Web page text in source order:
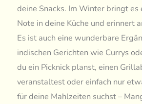
deine Snacks. Im Winter bringt es
Note in deine Küche und erinnert
Es ist auch eine wunderbare
indischen Gerichten wie Currys
du ein Picknick planst, einen
veranstaltest oder einfach nur
für deine Mahlzeiten suchst –